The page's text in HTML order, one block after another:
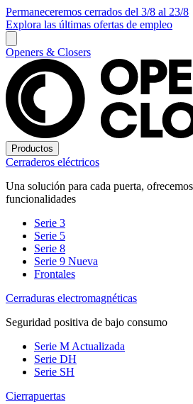
Permaneceremos cerrados del 3/8 al 23/8
Explora las últimas ofertas de empleo
Openers & Closers
Productos
Cerraderos eléctricos
Una solución para cada puerta,
funcionalidades
Serie 3
Serie 5
Serie 8
Serie 9 Nueva
Frontales
Cerraduras electromagnéticas
Seguridad positiva de bajo consumo
Serie M Actualizada
Serie DH
Serie SH
Cierrapuertas